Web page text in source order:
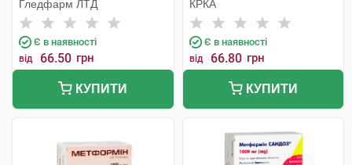
Гледфарм ЛТД
Є в наявності
від 66.50 грн
КУПИТИ
КРКА
Є в наявності
від 66.80 грн
КУПИТИ